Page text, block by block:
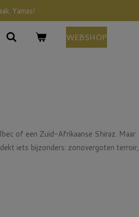
Yamas!
WEBSHOP
of een Zuid-Afrikaanse Shiraz. Maar
iets bijzonders: zonovergoten terroir,